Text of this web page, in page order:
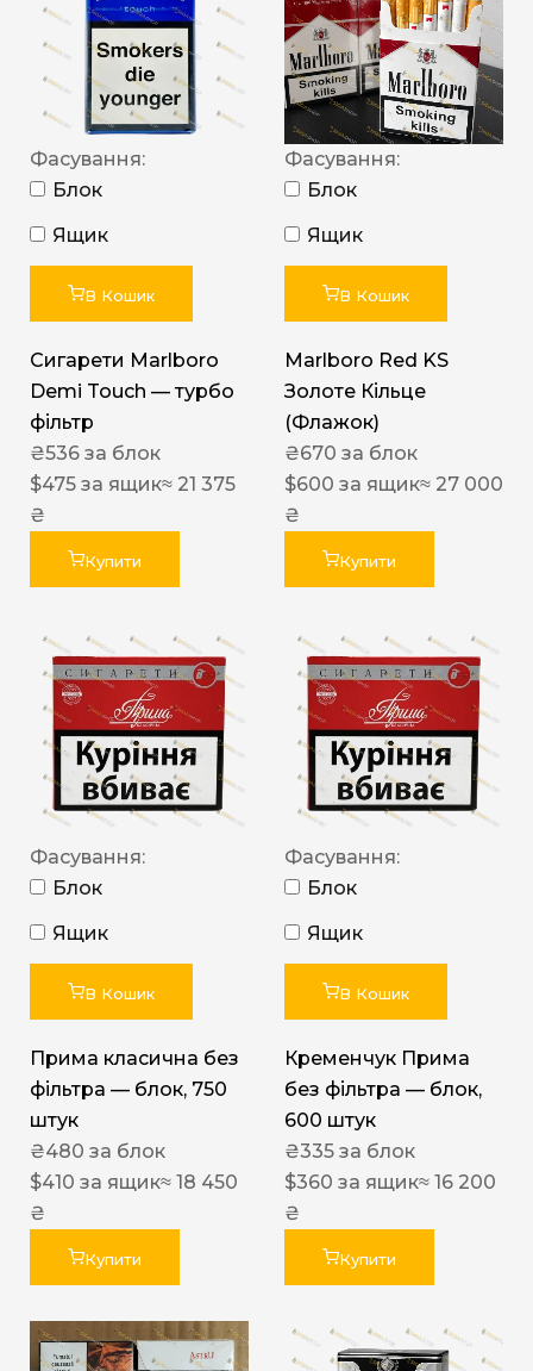
Фасування:
Блок
Ящик
В Кошик
Сигарети Marlboro
Demi Touch — турбо
фільтр
₴536 за блок
$475 за ящик≈ 21 375
₴
Купити
Фасування:
Блок
Ящик
В Кошик
Marlboro Red KS
Золоте Кільце
(Флажок)
₴670 за блок
$600 за ящик≈ 27 000
₴
Купити
Фасування:
Блок
Ящик
В Кошик
Прима класична без
фільтра — блок, 750
штук
₴480 за блок
$410 за ящик≈ 18 450
₴
Купити
Фасування:
Блок
Ящик
В Кошик
Кременчук Прима
без фільтра — блок,
600 штук
₴335 за блок
$360 за ящик≈ 16 200
₴
Купити